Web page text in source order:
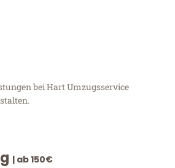
bei Hart Umzugsservice
| ab 150€